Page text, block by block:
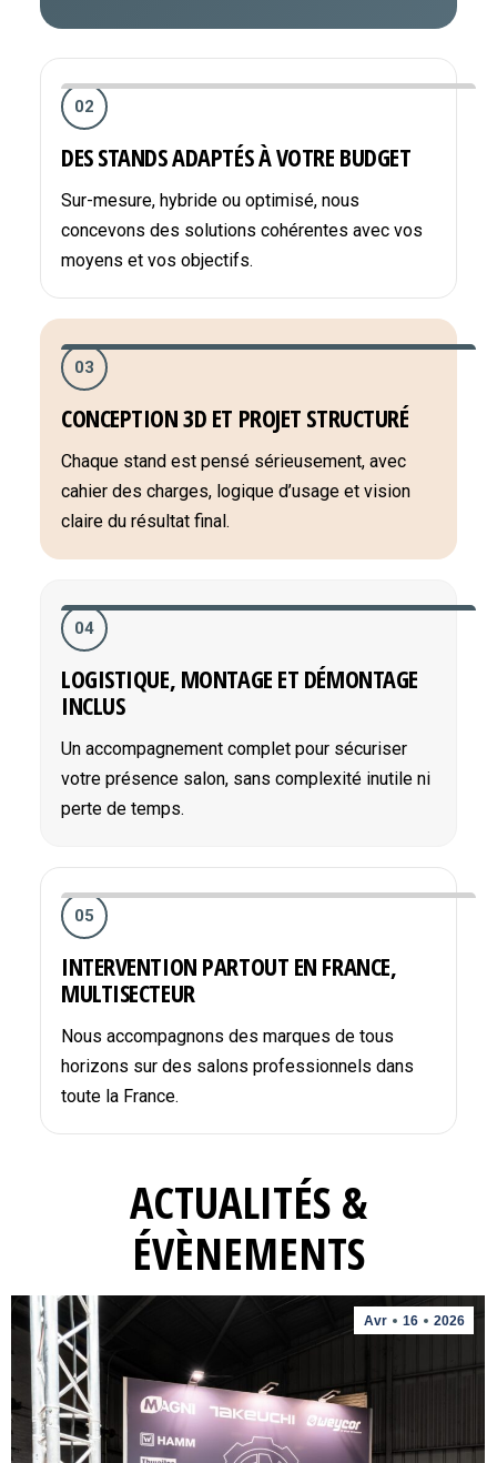
02
DES STANDS ADAPTÉS À VOTRE BUDGET
Sur-mesure, hybride ou optimisé, nous
concevons des solutions cohérentes avec vos
moyens et vos objectifs.
03
CONCEPTION 3D ET PROJET STRUCTURÉ
Chaque stand est pensé sérieusement, avec
cahier des charges, logique d’usage et vision
claire du résultat final.
04
LOGISTIQUE, MONTAGE ET DÉMONTAGE
INCLUS
Un accompagnement complet pour sécuriser
votre présence salon, sans complexité inutile ni
perte de temps.
05
INTERVENTION PARTOUT EN FRANCE,
MULTISECTEUR
Nous accompagnons des marques de tous
horizons sur des salons professionnels dans
toute la France.
ACTUALITÉS &
ÉVÈNEMENTS
Avr 16 2026